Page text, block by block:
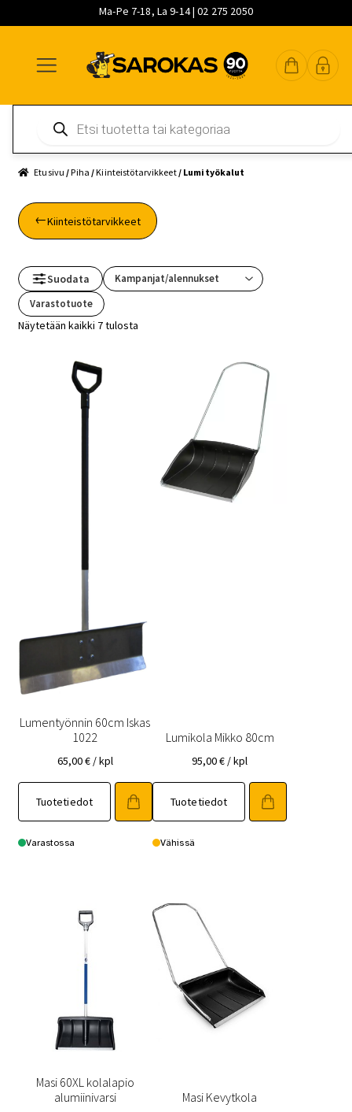
Ma-Pe 7-18, La 9-14 | 02 275 2050
navigointiin
sisältöön
pääsisältöön
search
Etusivu /Piha /Kiinteistötarvikkeet/ Lumityökalut
Kiinteistötarvikkeet
Suodata
Varastotuote
Näytetään kaikki 7 tulosta
Lumentyönnin 60cm Iskas
1022
65,00€ / kpl
Tuotetiedot
Varastossa
Lumikola Mikko 80cm
95,00€ / kpl
Tuotetiedot
Vähissä
Masi 60XL kolalapio
alumiinivarsi
Masi Kevytkola